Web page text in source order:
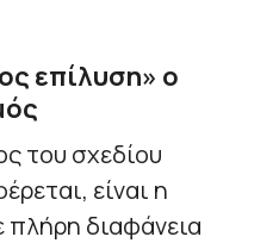
επίλυση» ο
του σχεδίου
είναι η
πλήρη διαφάνεια